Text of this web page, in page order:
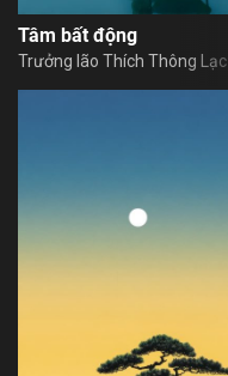
Tâm bất động
Trưởng lão Thích Thông Lạc